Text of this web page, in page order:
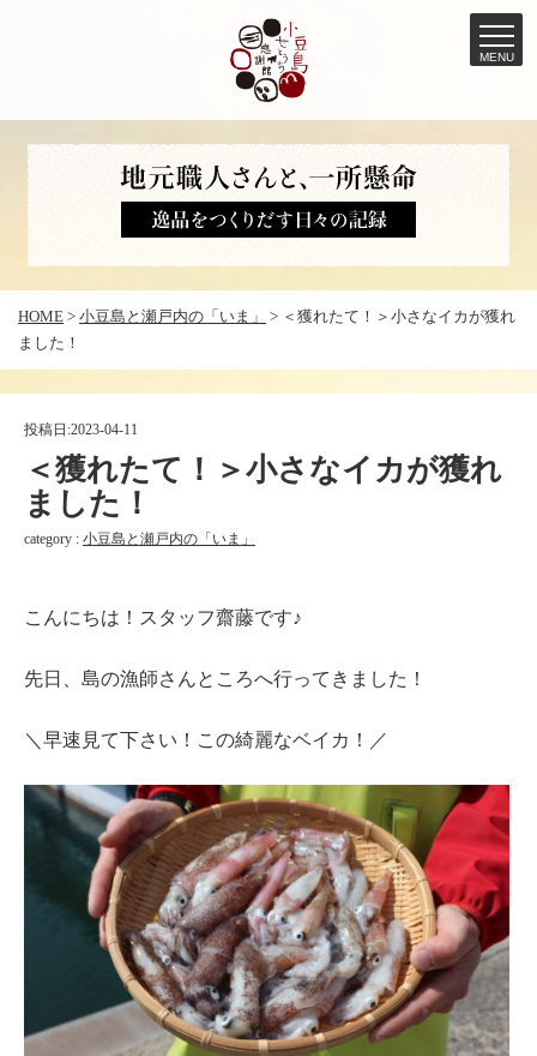
へ
ッ
MENU
HOME > 小豆島と瀬戸内の「いま」 > ＜獲れたて！＞小さなイカが獲れ
ました！
投稿日:2023-04-11
＜獲れたて！＞小さなイカが獲れ
ました！
category : 小豆島と瀬戸内の「いま」
こんにちは！スタッフ齋藤です♪
先日、島の漁師さんところへ行ってきました！
＼早速見て下さい！この綺麗なベイカ！／